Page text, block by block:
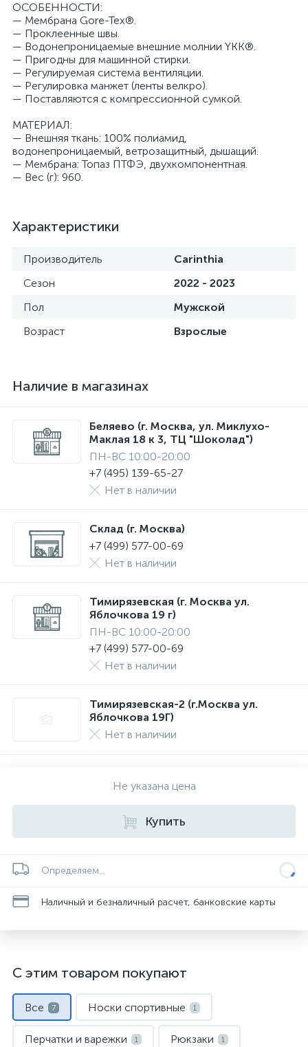
ОСОБЕННОСТИ:
— Мембрана Gore-Tex®.
— Проклеенные швы.
— Водонепроницаемые внешние молнии YKK®.
— Пригодны для машинной стирки.
— Регулируемая система вентиляции.
— Регулировка манжет (ленты велкро).
— Поставляются с компрессионной сумкой.
МАТЕРИАЛ:
— Внешняя ткань: 100% полиамид,
водонепроницаемый, ветрозащитный, дышащий.
— Мембрана: Топаз ПТФЭ, двухкомпонентная.
— Вес (г): 960.
Характеристики
Производитель
Carinthia
Сезон
2022 - 2023
Пол
Мужской
Возраст
Взрослые
Наличие в магазинах
Беляево (г. Москва, ул. Миклухо-
Маклая 18 к 3, ТЦ "Шоколад")
ПН-ВС 10:00-20:00
+7 (495) 139-65-27
Нет в наличии
Склад (г. Москва)
+7 (499) 577-00-69
Нет в наличии
Тимирязевская (г. Москва ул.
Яблочкова 19 г)
ПН-ВС 10:00-20:00
+7 (499) 577-00-69
Нет в наличии
Тимирязевская-2 (г.Москва ул.
Яблочкова 19Г)
Нет в наличии
Не указана цена
Купить
Определяем...
Наличный и безналичный расчет, банковские карты
С этим товаром покупают
Все 7 Носки спортивные 1
Перчатки и варежки 1 Рюкзаки 1